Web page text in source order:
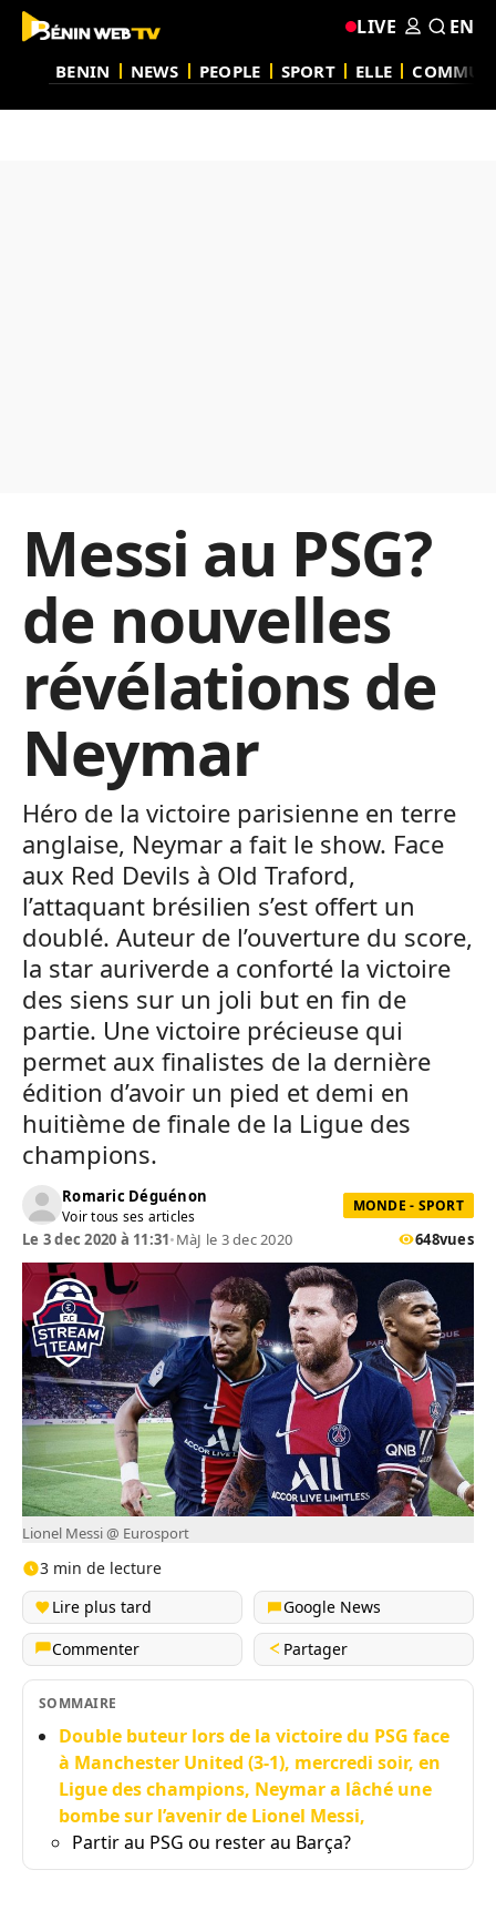
BENIN NEWS PEOPLE SPORT ELLE
LIVE EN
Messi au PSG?
de nouvelles
révélations de
Neymar
Héro de la victoire parisienne en terre
anglaise, Neymar a fait le show. Face
aux Red Devils à Old Traford,
l’attaquant brésilien s’est offert un
doublé. Auteur de l’ouverture du score,
la star auriverde a conforté la victoire
des siens sur un joli but en fin de
partie. Une victoire précieuse qui
permet aux finalistes de la dernière
édition d’avoir un pied et demi en
huitième de finale de la Ligue des
champions.
Romaric Déguénon
Voir tous ses articles
MONDE - SPORT
Le 3 dec 2020 à 11:31•MàJ le 3 dec 2020 648vues
Lionel Messi @ Eurosport
3 min de lecture
Lire plus tard
Google News
Commenter
Partager
SOMMAIRE
Double buteur lors de la victoire du PSG face
à Manchester United (3-1), mercredi soir, en
Ligue des champions, Neymar a lâché une
bombe sur l’avenir de Lionel Messi,
Partir au PSG ou rester au Barça?